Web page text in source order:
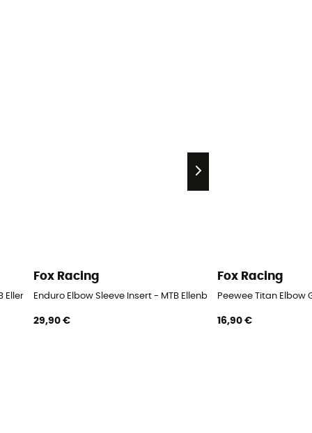
Ellenbogenschoner
Fox Racing
Enduro Elbow Sleeve Insert - MTB Ellenbogenschoner
29,90 €
Fox Racing
Peewee Titan Elbow
16,90 €